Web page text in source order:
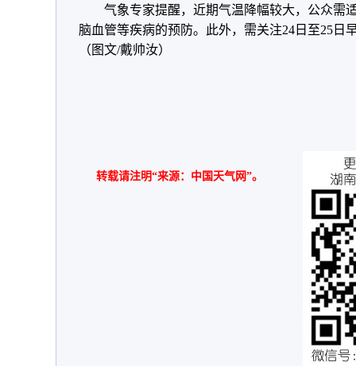
气象专家提醒，近期气温降幅较大，公众需
脑血管等疾病的预防。此外，需关注24日至25日
（图文/戴帅汝）
转载请注明“来源：中国天气网”。